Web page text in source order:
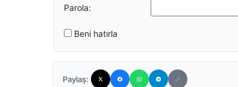
Parola:
Beni hatırla
Paylaş: